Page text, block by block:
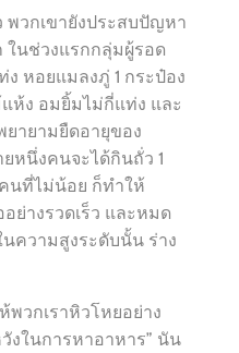
วกเขายังประสบปัญหา
นช่วงแรกกลุ่มผู้รอด
หอยแมลงภู่ 1 กระป๋อง
ห้ง อมยิ้มไม่กี่แท่ง และ
ยายามยืดอายุของ
หนึ่งคนจะได้กินถั่ว 1
นที่ไม่น้อย ก็ทำให้
ย่างรวดเร็ว และหมด
นความสูงระดับนั้น ร่าง
พวกเราหิวโหยอย่าง
ในการหาอาหาร” นัน